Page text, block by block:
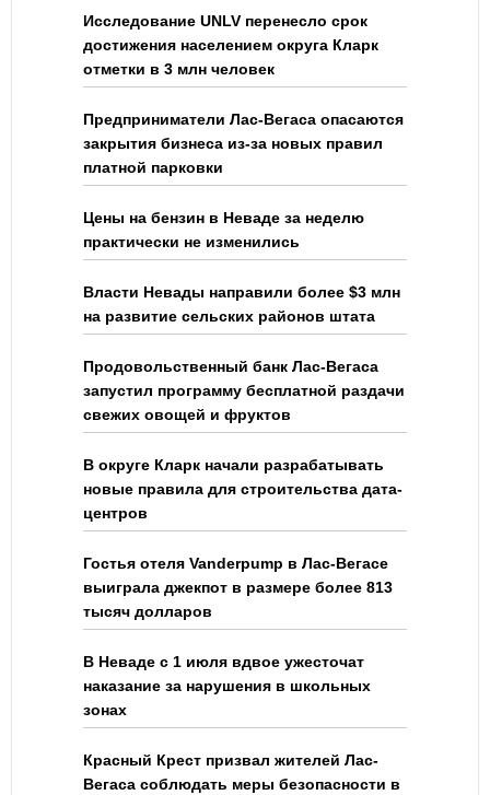
Исследование UNLV перенесло срок
достижения населением округа Кларк
отметки в 3 млн человек
Предприниматели Лас-Вегаса опасаются
закрытия бизнеса из-за новых правил
платной парковки
Цены на бензин в Неваде за неделю
практически не изменились
Власти Невады направили более $3 млн
на развитие сельских районов штата
Продовольственный банк Лас-Вегаса
запустил программу бесплатной раздачи
свежих овощей и фруктов
В округе Кларк начали разрабатывать
новые правила для строительства дата-
центров
Гостья отеля Vanderpump в Лас-Вегасе
выиграла джекпот в размере более 813
тысяч долларов
В Неваде с 1 июля вдвое ужесточат
наказание за нарушения в школьных
зонах
Красный Крест призвал жителей Лас-
Вегаса соблюдать меры безопасности в